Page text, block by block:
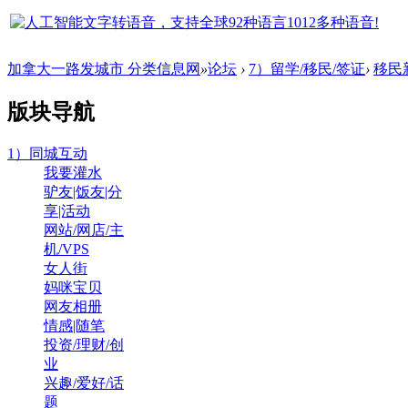
加拿大一路发城市 分类信息网 »论坛 › 7）留学/移民/签证› 移民
版块导航
1）同城互动
我要灌水
驴友|饭友|分
享|活动
网站/网店/主
机/VPS
女人街
妈咪宝贝
网友相册
情感|随笔
投资/理财/创
业
兴趣/爱好/话
题